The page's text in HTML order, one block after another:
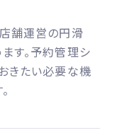
舗運営の円滑
す。予約管理シ
きたい必要な機